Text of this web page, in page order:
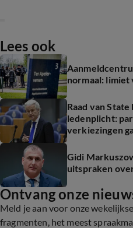
Lees ook
normaal:
Raad van
ledenplicht:
verkiezingen
Gidi
uitspraken
Ontvang onze
Meld je aan voor onze
fragmenten, het meest